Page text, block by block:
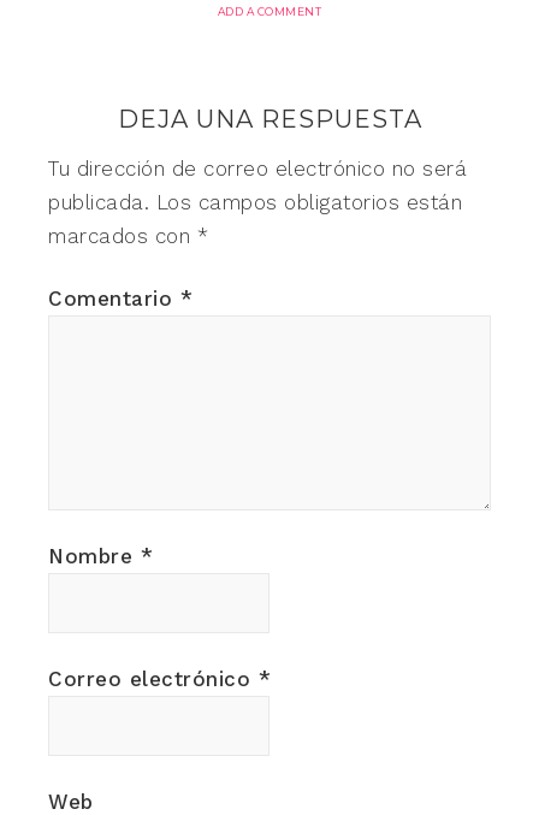
ADD A COMMENT
DEJA UNA RESPUESTA
Tu dirección de correo electrónico no será
publicada. Los campos obligatorios están
marcados con *
Comentario *
Nombre *
Correo electrónico *
Web